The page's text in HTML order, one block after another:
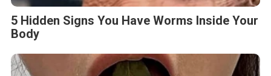
5 Hidden Signs You Have Worms Inside Your
Body